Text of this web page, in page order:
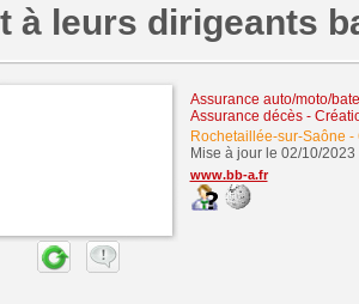
à leurs dirigeants
Assurance auto/moto/
Assurance décès-
Rochetaillée-sur-Saône -
Mise à jour le 02/10/2023
www.bb-a.fr